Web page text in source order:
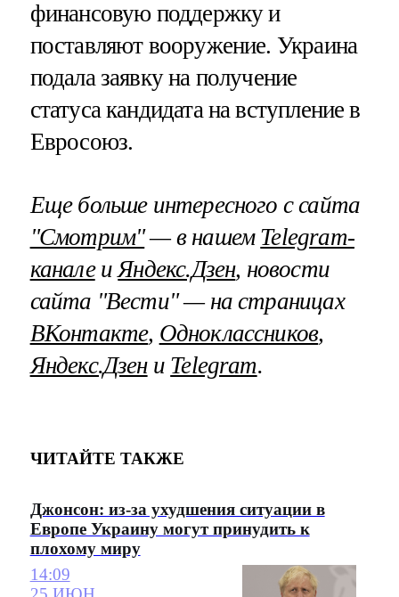
финансовую поддержку и
поставляют вооружение. Украина
подала заявку на получение
статуса кандидата на вступление в
Евросоюз.
Еще больше интересного с сайта
"Смотрим"— в нашем Telegram-
каналеиЯндекс.Дзен, новости
сайта "Вести" — на страницах
ВКонтакте, Одноклассников,
Яндекс.Дзени Telegram.
ЧИТАЙТЕ ТАКЖЕ
Джонсон: из-за ухудшения ситуации в
Европе Украину могут принудить к
плохому миру
14:09